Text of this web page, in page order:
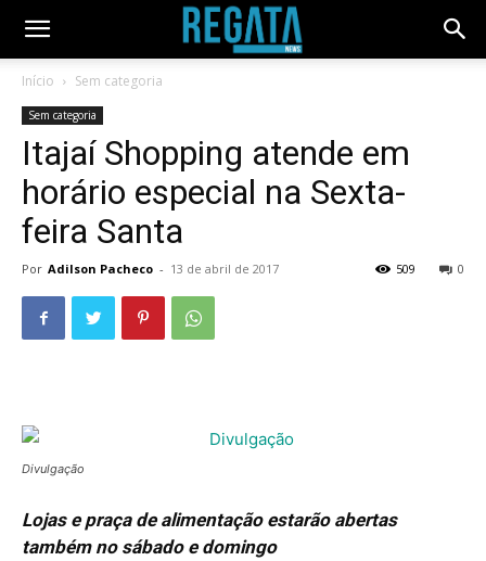
Início Sem categoria
Sem categoria
Itajaí Shopping atende em
horário especial na Sexta-
feira Santa
Por Adilson Pacheco - 13 de abril de 2017 0
509
Divulgação
Lojas e praça de alimentação estarão abertas
também no sábado e domingo